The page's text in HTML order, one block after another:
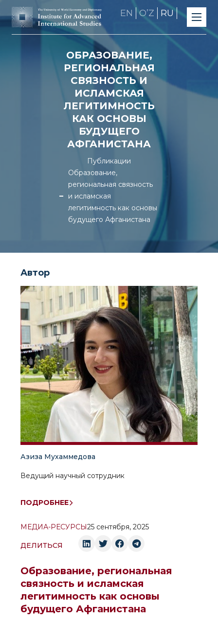
EN OʼZ RU
ОБРАЗОВАНИЕ,
РЕГИОНАЛЬНАЯ
СВЯЗНОСТЬ И
ИСЛАМСКАЯ
ЛЕГИТИМНОСТЬ
КАК ОСНОВЫ
БУДУЩЕГО
АФГАНИСТАНА
Публикации
Образование,
региональная связность
и исламская
легитимность как основы
будущего Афганистана
Автор
Азиза Мухаммедова
Ведущий научный сотрудник
ПОДРОБНЕЕ
МЕДИА-РЕСУРСЫ25 сентября, 2025
ДЕЛИТЬСЯ
Образование, региональная
связность и исламская
легитимность как основы
будущего Афганистана